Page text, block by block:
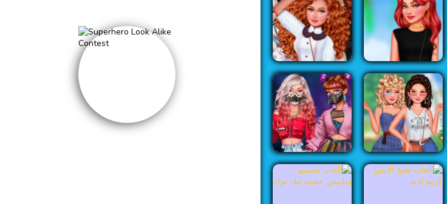
العاب الاميرات
العاب الموضة
العاب باربي
العاب بنات
العاب تلبيس